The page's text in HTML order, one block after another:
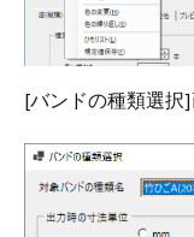
[バンドの種類選択]